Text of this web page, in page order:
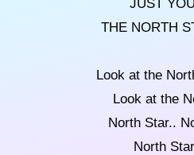
JUST YOU
THE NORTH
Look at the
Look at the
North Star..
North